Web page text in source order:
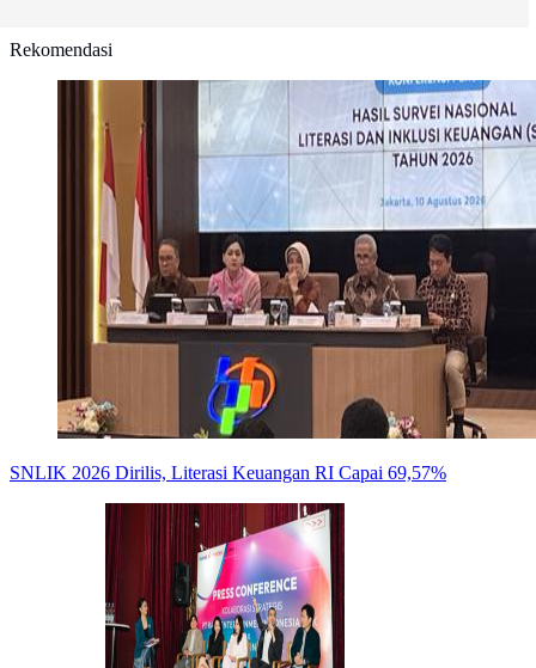
Rekomendasi
SNLIK 2026 Dirilis, Literasi Keuangan RI Capai 69,57%